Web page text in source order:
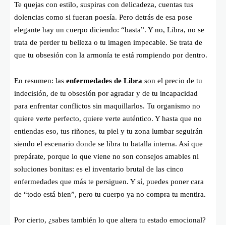
Te quejas con estilo, suspiras con delicadeza, cuentas tus
dolencias como si fueran poesía. Pero detrás de esa pose
elegante hay un cuerpo diciendo: “basta”. Y no, Libra, no se
trata de perder tu belleza o tu imagen impecable. Se trata de
que tu obsesión con la armonía te está rompiendo por dentro.
En resumen: las enfermedades de Libra son el precio de tu
indecisión, de tu obsesión por agradar y de tu incapacidad
para enfrentar conflictos sin maquillarlos. Tu organismo no
quiere verte perfecto, quiere verte auténtico. Y hasta que no
entiendas eso, tus riñones, tu piel y tu zona lumbar seguirán
siendo el escenario donde se libra tu batalla interna. Así que
prepárate, porque lo que viene no son consejos amables ni
soluciones bonitas: es el inventario brutal de las cinco
enfermedades que más te persiguen. Y sí, puedes poner cara
de “todo está bien”, pero tu cuerpo ya no compra tu mentira.
Por cierto, ¿sabes también lo que altera tu estado emocional?